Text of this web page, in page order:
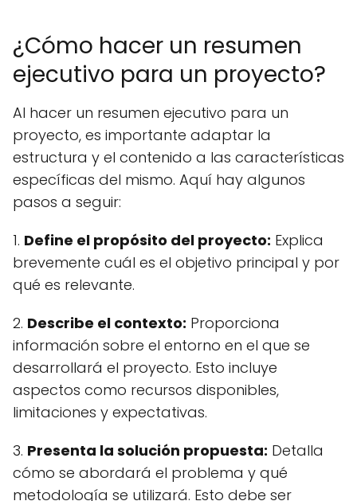
¿Cómo hacer un resumen
ejecutivo para un proyecto?
Al hacer un resumen ejecutivo para un
proyecto, es importante adaptar la
estructura y el contenido a las características
específicas del mismo. Aquí hay algunos
pasos a seguir:
1. Define el propósito del proyecto: Explica
brevemente cuál es el objetivo principal y por
qué es relevante.
2. Describe el contexto: Proporciona
información sobre el entorno en el que se
desarrollará el proyecto. Esto incluye
aspectos como recursos disponibles,
limitaciones y expectativas.
3. Presenta la solución propuesta: Detalla
cómo se abordará el problema y qué
metodología se utilizará. Esto debe ser